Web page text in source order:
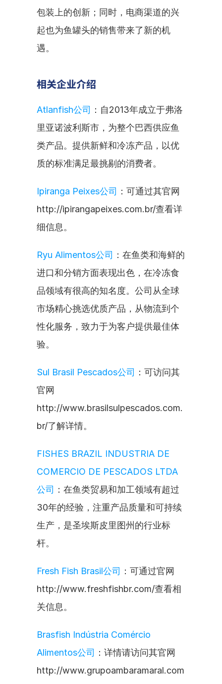
包装上的创新；同时，电商渠道的兴
起也为鱼罐头的销售带来了新的机
遇。
相关企业介绍
Atlanfish公司 ：自2013年成立于弗洛
里亚诺波利斯市，为整个巴西供应鱼
类产品。提供新鲜和冷冻产品，以优
质的标准满足最挑剔的消费者。
Ipiranga Peixes公司 ：可通过其官网
http://ipirangapeixes.com.br/查看详
细信息。
Ryu Alimentos公司 ：在鱼类和海鲜的
进口和分销方面表现出色，在冷冻食
品领域有很高的知名度。公司从全球
市场精心挑选优质产品，从物流到个
性化服务，致力于为客户提供最佳体
验。
Sul Brasil Pescados公司 ：可访问其
官网
http://www.brasilsulpescados.com.
br/了解详情。
FISHES BRAZIL INDUSTRIA DE
COMERCIO DE PESCADOS LTDA
公司 ：在鱼类贸易和加工领域有超过
30年的经验，注重产品质量和可持续
生产，是圣埃斯皮里图州的行业标
杆。
Fresh Fish Brasil公司 ：可通过官网
http://www.freshfishbr.com/查看相
关信息。
Brasfish Indústria Comércio
Alimentos公司 ：详情请访问其官网
http://www.grupoambaramaral.com